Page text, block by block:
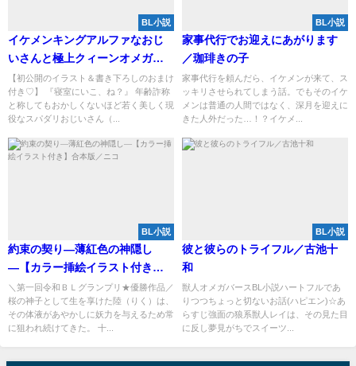
BL小説
イケメンキングアルファなおじ
いさんと極上クィーンオメガな
おばあさん♂の幸せをねたんで真
似したゲスなおじいさんとおば
あさん♂がとんでもないことに／
【初公開のイラスト＆書き下ろしのおまけ
付き♡】 『寝室にいこ、ね？』 年齢詐称
と称してもおかしくないほど若く美しく現
役なスパダリおじいさん（...
BL小説
家事代行でお迎えにあがります
／珈琲きの子
家事代行を頼んだら、イケメンが来て、ス
ッキリさせられてしまう話。でもそのイケ
メンは普通の人間ではなく、深月を迎えに
きた人外だった…！？イケメ...
BL小説
約束の契り―薄紅色の神隠し
―【カラー挿絵イラスト付き】
合本版／ニコ
＼第一回令和ＢＬグランプリ★優勝作品／
桜の神子として生を享けた陸（りく）は、
その体液があやかしに妖力を与えるため常
に狙われ続けてきた。 十...
BL小説
彼と彼らのトライフル／古池十
和
獣人オメガバースBL小説ハートフルであ
りつつちょっと切ないお話(ハピエン)☆あ
らすじ強面の狼系獣人レイは、その見た目
に反し夢見がちでスイーツ...